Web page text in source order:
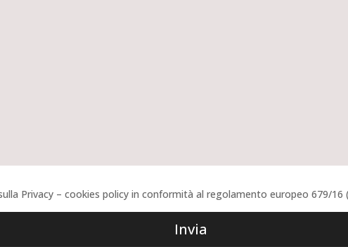
Privacy – cookies policy in conformità al regolamento europeo 679/16
Invia